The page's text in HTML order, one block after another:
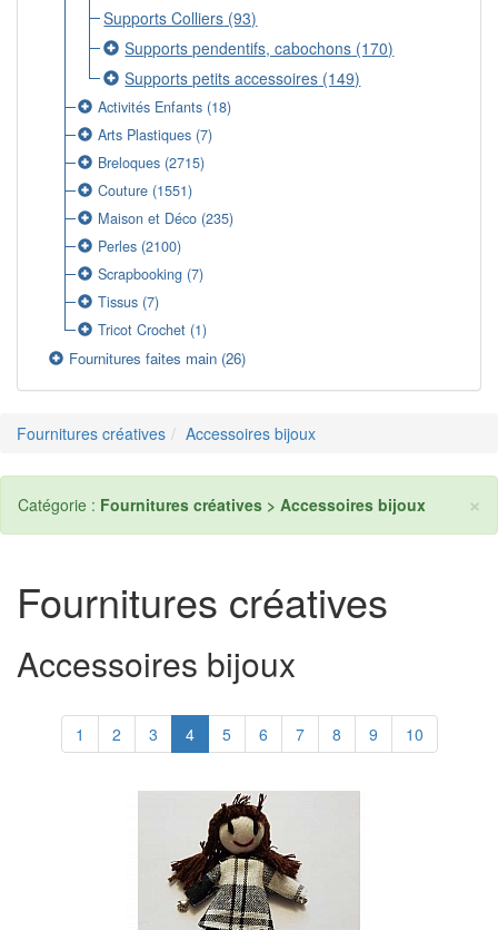
Supports Colliers (93)
Supports pendentifs, cabochons (170)
Supports petits accessoires (149)
Activités Enfants (18)
Arts Plastiques (7)
Breloques (2715)
Couture (1551)
Maison et Déco (235)
Perles (2100)
Scrapbooking (7)
Tissus (7)
Tricot Crochet (1)
Fournitures faites main (26)
Fournitures créatives Accessoires bijoux
×
Catégorie : Fournitures créatives > Accessoires bijoux
Fournitures créatives
Accessoires bijoux
1 2 3 4 5 6 7 8 9 10